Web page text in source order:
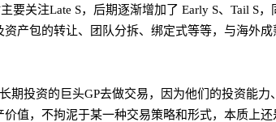
要关注Late S，后期逐渐增加了 Early S、Tail S，
产包的转让、团队分拆、绑定式等等，与海外成
期投资的巨头GP去做交易，因为他们的投资能力
值，不拘泥于某一种交易策略和形式，本质上